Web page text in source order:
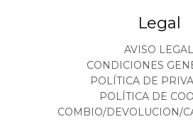
Legal
AVISO LEGAL
CONDICIONES
POLÍTICA DE
POLÍTICA DE
COMBIO/DEVOLUCION/